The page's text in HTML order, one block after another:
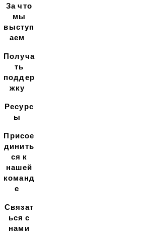
За что
мы
выступ
аем
Получа
ть
поддер
жку
Ресурс
ы
Присое
динить
ся к
нашей
команд
е
Связат
ься с
нами